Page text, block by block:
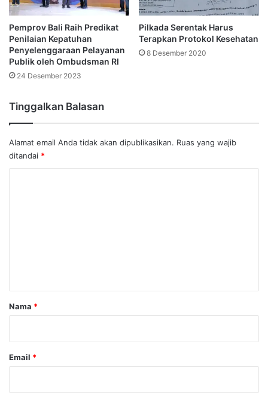
Pemprov Bali Raih Predikat
Penilaian Kepatuhan
Penyelenggaraan Pelayanan
Publik oleh Ombudsman RI
24 Desember 2023
Pilkada Serentak Harus
Terapkan Protokol Kesehatan
8 Desember 2020
Tinggalkan Balasan
Alamat email Anda tidak akan dipublikasikan. Ruas yang wajib
ditandai *
rNama *
Email *